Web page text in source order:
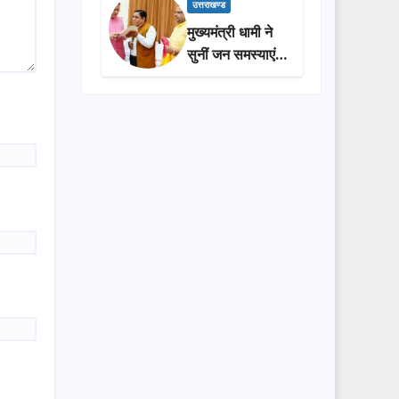
प्रशासन की
सराहना…
उत्तराखण्ड
मुख्यमंत्री धामी ने
सुनीं जन समस्याएं,
अधिकारियों को